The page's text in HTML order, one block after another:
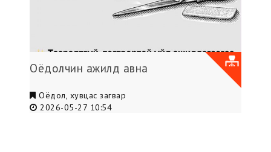
Оёдолчин ажилд авна
Оёдол, хувцас загвар
2026-05-27 10:54